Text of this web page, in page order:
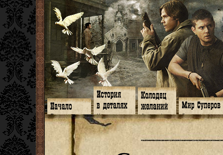
Главная
Программа
Форум
Facebook
Книги
Галереи
Музыка
Видео
Субтитры
Заметки
Арт-кафе
Игромания
Фанфики
Знакомство
Обитатели
Семейное
Дневник